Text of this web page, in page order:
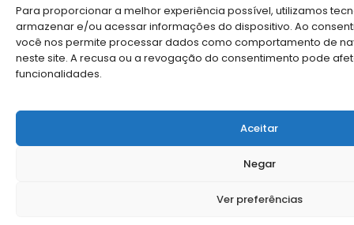
Para proporcionar a melhor experiência possível, utilizamos
armazenar e/ou acessar informações do dispositivo. Ao
você nos permite processar dados como comportamento de
neste site. A recusa ou a revogação do consentimento pode
funcionalidades.
Aceitar
Negar
Ver preferências